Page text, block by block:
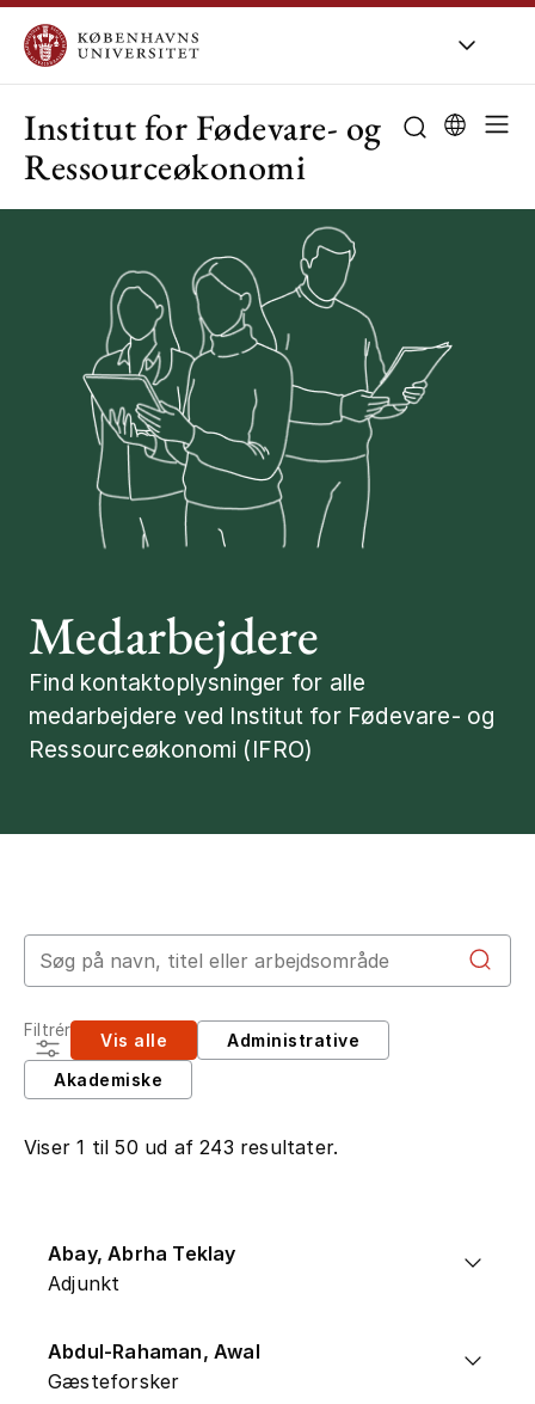
Institut for Fødevare- og
Ressourceøkonomi
Medarbejdere
Find kontaktoplysninger for alle
medarbejdere ved Institut for Fødevare- og
Ressourceøkonomi (IFRO)
Søg efter medarbejder
Filtrér Vis alle
Administrative
Akademiske
Viser 1 til 50 ud af 243 resultater.
Abay, Abrha Teklay
Adjunkt
Abdul-Rahaman, Awal
Gæsteforsker
Om KU